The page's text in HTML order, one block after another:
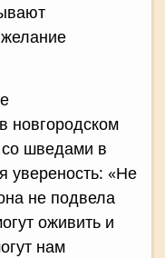
новгородском
шведами в
увереность: «Не
не подвела
оживить и
нам